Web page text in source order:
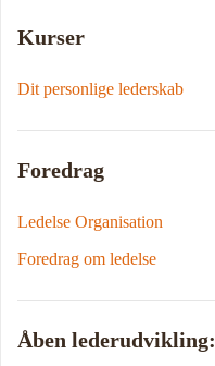
Kurser
Dit personlige lederskab
Foredrag
Ledelse Organisation
Foredrag om ledelse
Åben lederudvikling: